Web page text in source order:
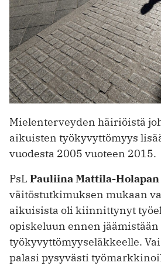
Mielenterveyden häiriöistä
aikuisten työkyvyttömyys
vuodesta 2005 vuoteen 2015.
PsL Pauliina Mattila-Holapan
väitöstutkimuksen mukaan
aikuisista oli kiinnittynyt
opiskeluun ennen jäämistään
työkyvyttömyyseläkkeelle.
palasi pysyvästi